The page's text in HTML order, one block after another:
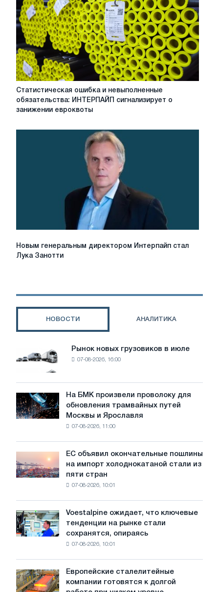
для
вагоностроителя
в
Северной
Европе
Статистическая
ошибка
Украины
Статистическая ошибка и невыполненные
обязательства: ИНТЕРПАЙП сигнализирует о
занижении евроквоты
Новым
генеральным
Лука
Новым генеральным директором Интерпайп стал
Лука Занотти
НОВОСТИ АНАЛИТИКА
Рынок
новых
грузовиков
в
июле
Рынок новых грузовиков в июле
07-08-2026, 16:00
На
БМК
произвели
трамвайных
путей
Москвы
Ярославля
На БМК произвели проволоку для
обновления трамвайных путей
Москвы и Ярославля
07-08-2026, 11:00
объявил
окончательные
холоднокатаной
стали
из
стран
ЕС объявил окончательные пошлины
на импорт холоднокатаной стали из
пяти стран
07-08-2026, 10:01
Voestalpine
ожидает,
что
рынке
стали
Voestalpine ожидает, что ключевые
тенденции на рынке стали
сохранятся, опираясь
07-08-2026, 10:01
Европейские
сталелитейные
Европейские сталелитейные
компании готовятся к долгой